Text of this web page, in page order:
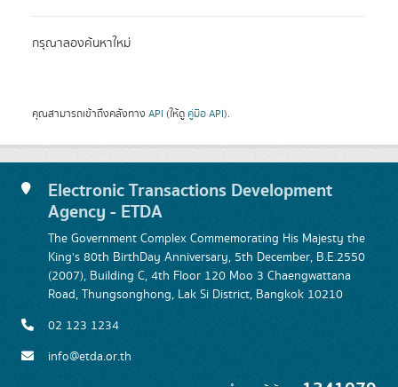
กรุณาลองค้นหาใหม่
คุณสามารถเข้าถึงคลังทาง API (ให้ดู คู่มือ API).
Electronic Transactions Development
Agency - ETDA
The Government Complex Commemorating His Majesty the
King's 80th BirthDay Anniversary, 5th December, B.E.2550
(2007), Building C, 4th Floor 120 Moo 3 Chaengwattana
Road, Thungsonghong, Lak Si District, Bangkok 10210
02 123 1234
info@etda.or.th